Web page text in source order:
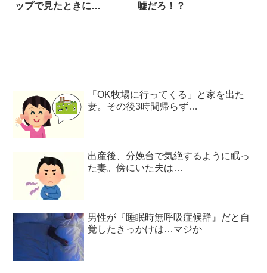
ップで見たときに…
嘘だろ！？
「OK牧場に行ってくる」と家を出た
妻。その後3時間帰らず…
出産後、分娩台で気絶するように眠っ
た妻。傍にいた夫は…
男性が『睡眠時無呼吸症候群』だと自
覚したきっかけは…マジか